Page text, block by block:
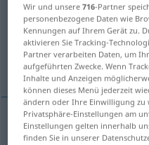
Obhut, Verwahrung
Speiseschrank,
(Lebens)Unterhaltm
Wir und unsere716-Partner
personenbezogene Daten wie
Kennungen auf Ihrem Gerät zu.
aktivieren Sie Tracking-
Partner verarbeiten Daten, um
aufgeführten Zwecke. Wenn
Inhalte und Anzeigen
können dieses Menü jederzeit
ändern oder Ihre Einwilligung zu
Privatsphäre-Einstellungen am
Einstellungen gelten innerhalb
finden Sie in unserer